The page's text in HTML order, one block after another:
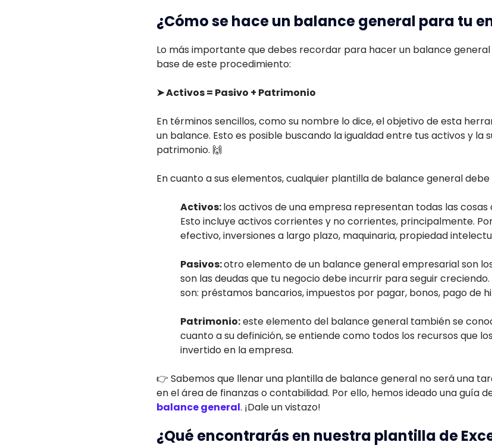
¿Cómo se hace un balance general para tu
Lo más importante que debes recordar para hacer un balance
base de este procedimiento:
➤ Activos = Pasivo + Patrimonio
En términos sencillos, como su nombre lo dice, el objetivo de esta
un balance. Esto es posible buscando la igualdad entre tus activos y la
patrimonio. 🙌
En cuanto a sus elementos, cualquier plantilla de balance general
Activos:los activos de una empresa representan todas las cosas
Esto incluye activos corrientes y no corrientes, principalmente.
efectivo, inversiones a largo plazo, maquinaria, propiedad
Pasivos:otro elemento de un balance general empresarial son
son las deudas que tu negocio debe incurrir para seguir
son: préstamos bancarios, impuestos por pagar, bonos, pago de
Patrimonio:este elemento del balance general también se
cuanto a su definición, se entiende como todos los recursos que
invertido en la empresa.
👉 Sabemos que llenar una plantilla de balance general no será una
en el área de finanzas o contabilidad. Por ello, hemos ideado una guía
balance general. ¡Dale un vistazo!
¿Qué encontrarás en nuestra plantilla de